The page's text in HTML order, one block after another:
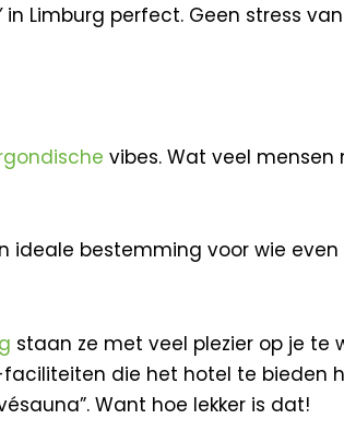
in Limburg perfect. Geen stress
vibes. Wat veel mensen
ideale bestemming voor wie even
staan ze met veel plezier op je te
die het hotel te bieden
Want hoe lekker is dat!